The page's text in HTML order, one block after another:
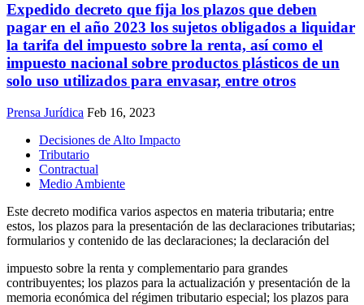
Expedido decreto que fija los plazos que deben
pagar en el año 2023 los sujetos obligados a liquidar
la tarifa del impuesto sobre la renta, así como el
impuesto nacional sobre productos plásticos de un
solo uso utilizados para envasar, entre otros
Prensa Jurídica Feb 16, 2023
Decisiones de Alto Impacto
Tributario
Contractual
Medio Ambiente
Este decreto modifica varios aspectos en materia tributaria; entre
estos, los plazos para la presentación de las declaraciones tributarias;
formularios y contenido de las declaraciones; la declaración del
impuesto sobre la renta y complementario para grandes
contribuyentes; los plazos para la actualización y presentación de la
memoria económica del régimen tributario especial; los plazos para